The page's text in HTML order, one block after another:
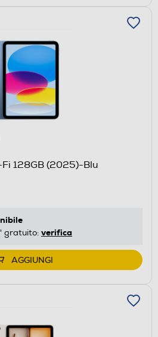
Fi 128GB (2025)-Blu
gratuito: verifica
AGGIUNGI